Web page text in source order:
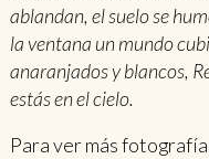
ablandan, el suelo se
la ventana un mundo
anaranjados y blancos,
estás en el cielo.
Para ver más